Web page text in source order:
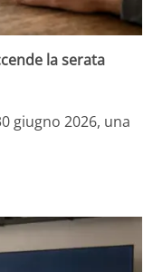
la serata
giugno 2026, una